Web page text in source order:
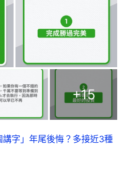
+15
字」年尾後悔？多接近3種